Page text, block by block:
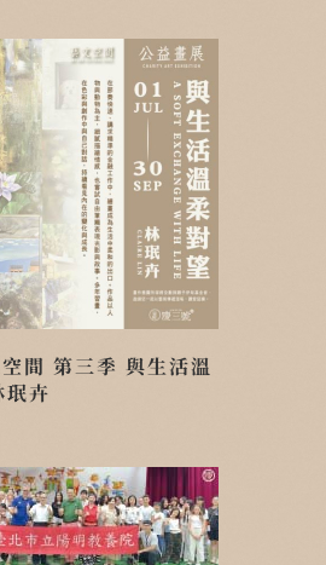
間 第三季 與生活溫
珉卉